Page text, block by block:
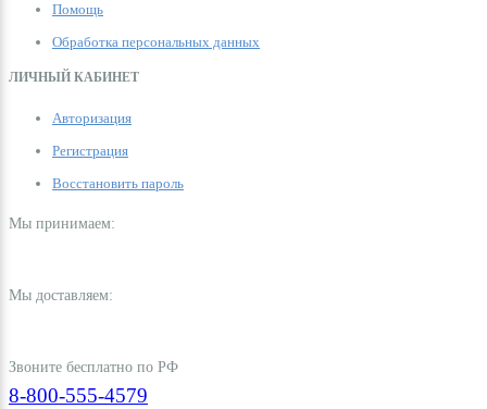
Помощь
Обработка персональных данных
ЛИЧНЫЙ КАБИНЕТ
Авторизация
Регистрация
Восстановить пароль
Мы принимаем:
Мы доставляем:
Звоните бесплатно по РФ
8-800-555-4579